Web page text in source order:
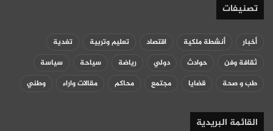
تصنيفات
أخبار أنشطة ملكية اقتصاد تعليم وتربية
تغدية
ثقافة وفن
حوادث دولي رياضة سياحة
سياسة
طب و صحة
قضايا مجتمع محاكم مقالات واراء وطني
القائمة البريدية